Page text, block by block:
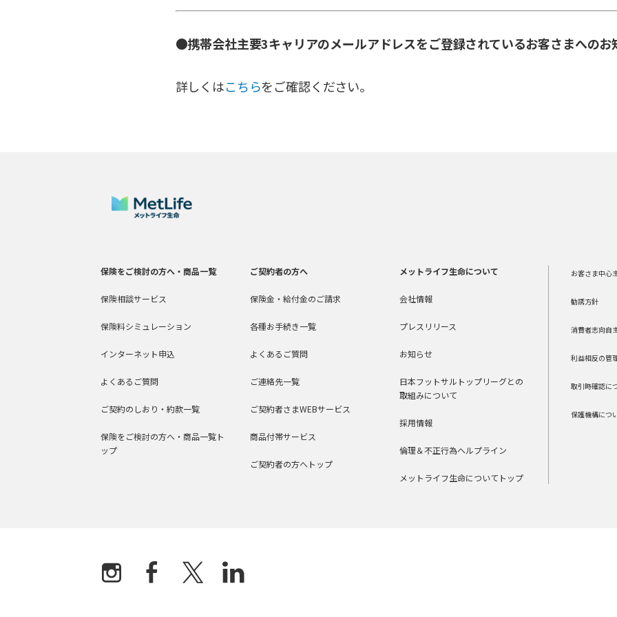
●携帯会社主要3キャリアのメールアドレスをご登録されているお客さまへのお
詳しくはこちらをご確認ください。
保険をご検討の方へ・商品一覧
保険相談サービス
保険料シミュレーション
インターネット申込
よくあるご質問
ご契約のしおり・約款一覧
保険をご検討の方へ・商品一覧ト
ップ
ご契約者の方へ
保険金・給付金のご請求
各種お手続き一覧
よくあるご質問
ご連絡先一覧
ご契約者さまWEBサービス
商品付帯サービス
ご契約者の方へトップ
メットライフ生命について
会社情報
プレスリリース
お知らせ
日本フットサルトップリーグとの
取組みについて
採用情報
倫理＆不正行為ヘルプライン
メットライフ生命についてトップ
お客さま中心
勧誘方針
消費者志向自
利益相反の管
取引時確認に
保護機構につ